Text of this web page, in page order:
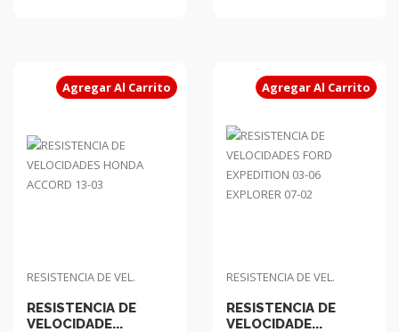
Agregar Al Carrito
RESISTENCIA DE VEL.
RESISTENCIA DE
VELOCIDADE...
Agregar Al Carrito
RESISTENCIA DE VEL.
RESISTENCIA DE
VELOCIDADE...